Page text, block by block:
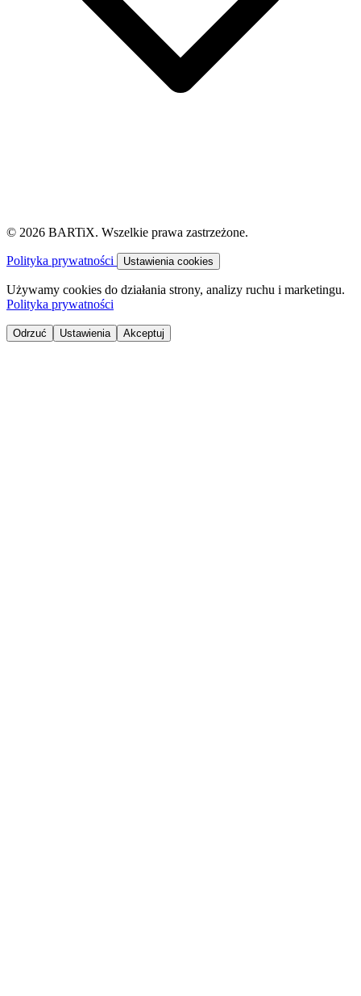
© 2026 BARTiX. Wszelkie prawa zastrzeżone.
Polityka prywatności Ustawienia cookies
Używamy cookies do działania strony, analizy ruchu i marketingu.
Polityka prywatności
Odrzuć Ustawienia Akceptuj